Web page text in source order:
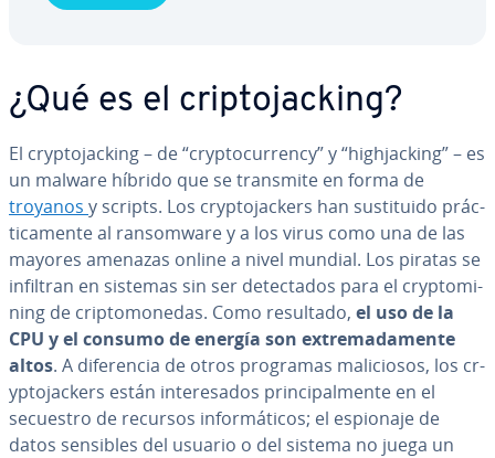
¿Qué es el cri­p­to­ja­c­ki­ng?
El cr­y­p­to­ja­c­ki­ng – de “cr­y­p­to­cu­rre­n­cy” y “hi­gh­ja­c­ki­ng” – es
un malware híbrido que se transmite en forma de
troyanos y scripts. Los cr­y­p­to­ja­c­ke­rs han su­s­ti­tui­do prá­c­
ti­ca­me­n­te al ra­n­so­m­wa­re y a los virus como una de las
mayores amenazas online a nivel mundial. Los piratas se
infiltran en sistemas sin ser de­te­c­ta­dos para el cr­y­p­to­mi­
ni­ng de cri­p­to­mo­ne­das. Como resultado, el uso de la
CPU y el consumo de energía son ex­tre­ma­da­me­n­te
altos. A di­fe­re­n­cia de otros programas ma­li­cio­sos, los cr­
y­p­to­ja­c­ke­rs están in­te­re­sa­dos pri­n­ci­pa­l­me­n­te en el
secuestro de recursos in­fo­r­má­ti­cos; el espionaje de
datos sensibles del usuario o del sistema no juega un